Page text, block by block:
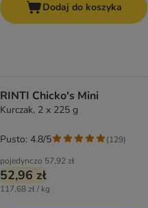
Dodaj do koszyka
RINTI Chicko's Mini
Kurczak, 2 x 225 g
pojedynczo 57,92 zł
52,96 zł
117,68 zł / kg
Pusto: 4.8/5 (129)